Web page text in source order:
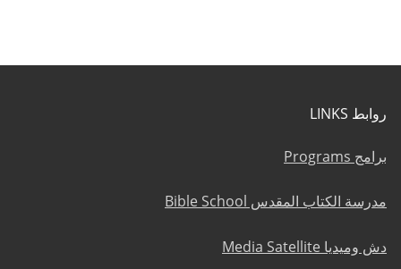
روابط LINKS
برامج Programs
مدرسة الكتاب المقدس Bible School
دش وميديا Media Satellite